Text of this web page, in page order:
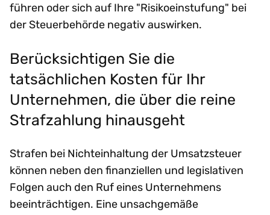
führen oder sich auf Ihre "Risikoeinstufung" bei
der Steuerbehörde negativ auswirken.
Berücksichtigen Sie die
tatsächlichen Kosten für Ihr
Unternehmen, die über die reine
Strafzahlung hinausgeht
Strafen bei Nichteinhaltung der Umsatzsteuer
können neben den finanziellen und legislativen
Folgen auch den Ruf eines Unternehmens
beeinträchtigen. Eine unsachgemäße